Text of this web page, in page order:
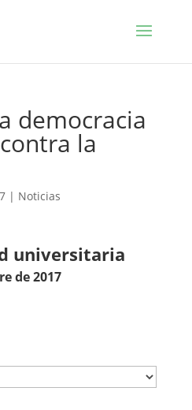
democracia
la
| Noticias
universitaria
de 2017